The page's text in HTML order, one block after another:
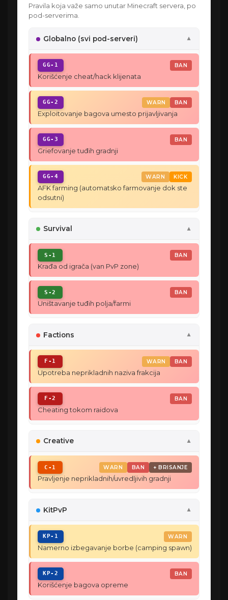
Pravila koja važe samo unutar Minecraft servera, po
pod-serverima.
Globalno (svi pod-serveri) ▼
GG-1
Korišćenje cheat/hack klijenata
BAN
GG-2
Exploitovanje bagova umesto prijavljivanja
WARN BAN
GG-3
Griefovanje tuđih gradnji
BAN
GG-4
AFK farming (automatsko farmovanje dok ste
odsutni)
WARN KICK
Survival ▼
S-1
Krađa od igrača (van PvP zone)
BAN
S-2
Uništavanje tuđih polja/farmi
BAN
Factions ▼
F-1
Upotreba neprikladnih naziva frakcija
WARN BAN
F-2
Cheating tokom raidova
BAN
Creative ▼
C-1
Pravljenje neprikladnih/uvredljivih gradnji
WARN BAN + BRISANJE
KitPvP ▼
KP-1
Namerno izbegavanje borbe (camping spawn)
WARN
KP-2
Korišćenje bagova opreme
BAN